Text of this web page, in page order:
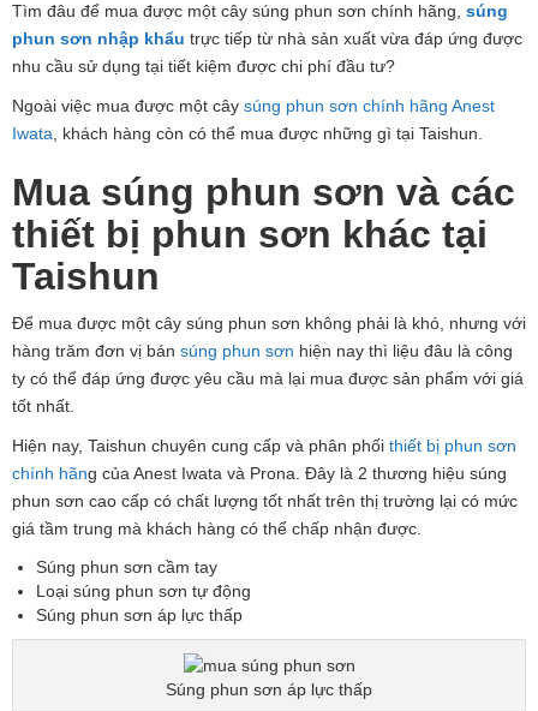
Tìm đâu để mua được một cây súng phun sơn chính hãng, súng
phun sơn nhập khẩu trực tiếp từ nhà sản xuất vừa đáp ứng được
nhu cầu sử dụng tại tiết kiệm được chi phí đầu tư?
Ngoài việc mua được một cây súng phun sơn chính hãng Anest
Iwata , khách hàng còn có thể mua được những gì tại Taishun.
Mua súng phun sơn và các
thiết bị phun sơn khác tại
Taishun
Để mua được một cây súng phun sơn không phải là khó, nhưng với
hàng trăm đơn vị bán súng phun sơn hiện nay thì liệu đâu là công
ty có thể đáp ứng được yêu cầu mà lại mua được sản phẩm với giá
tốt nhất.
Hiện nay, Taishun chuyên cung cấp và phân phối thiết bị phun sơn
chính hãng của Anest Iwata và Prona. Đây là 2 thương hiệu súng
phun sơn cao cấp có chất lượng tốt nhất trên thị trường lại có mức
giá tầm trung mà khách hàng có thể chấp nhận được.
Súng phun sơn cầm tay
Loại súng phun sơn tự động
Súng phun sơn áp lực thấp
Súng phun sơn áp lực thấp